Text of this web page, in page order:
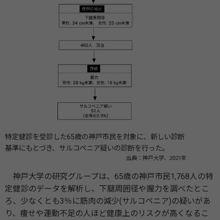
特定健診を受診した65歳の神戸市民を対象に、新しい診断
基準にもとづき、サルコペニア疑いの診断を行った。
出典：神戸大学、2021年
神戸大学の研究グループは、65歳の神戸市民1,768人の特
定健診のデータを解析し、下腿周囲径や握力を調べたとこ
ろ、少なくとも3％に筋肉の減少(サルコペニア)の疑いがあ
り、痩せや運動不足の人ほど健康上のリスクが高くなるこ